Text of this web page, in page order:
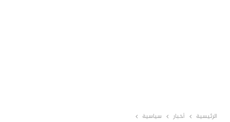
الرئيسية أخبار سياسية